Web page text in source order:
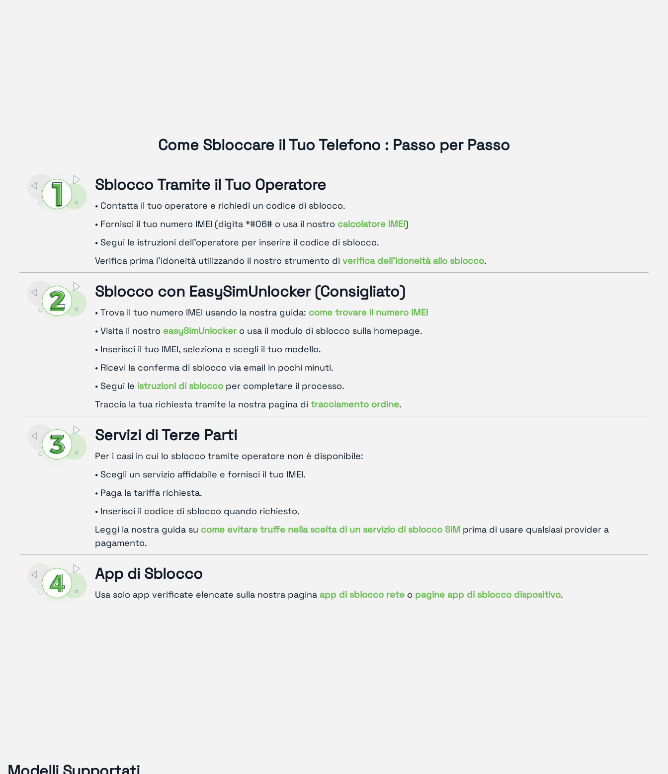
Come Sbloccare il Tuo Telefono : Passo per Passo
Sblocco Tramite il Tuo Operatore
• Contatta il tuo operatore e richiedi un codice di sblocco.
• Fornisci il tuo numero IMEI (digita *#06# o usa il nostro calcolatore IMEI)
• Segui le istruzioni dell'operatore per inserire il codice di sblocco.
Verifica prima l'idoneità utilizzando il nostro strumento di verifica dell'idoneità allo sblocco.
Sblocco con EasySimUnlocker (Consigliato)
• Trova il tuo numero IMEI usando la nostra guida: come trovare il numero IMEI
• Visita il nostro easySimUnlockero usa il modulo di sblocco sulla homepage.
• Inserisci il tuo IMEI, seleziona e scegli il tuo modello.
• Ricevi la conferma di sblocco via email in pochi minuti.
• Segui le istruzioni di sbloccoper completare il processo.
Traccia la tua richiesta tramite la nostra pagina di tracciamento ordine.
Servizi di Terze Parti
Per i casi in cui lo sblocco tramite operatore non è disponibile:
• Scegli un servizio affidabile e fornisci il tuo IMEI.
• Paga la tariffa richiesta.
• Inserisci il codice di sblocco quando richiesto.
Leggi la nostra guida su come evitare truffe nella scelta di un servizio di sblocco SIM prima di usare qualsiasi provider a
pagamento.
App di Sblocco
Usa solo app verificate elencate sulla nostra pagina app di sblocco reteo pagine app di sblocco dispositivo.